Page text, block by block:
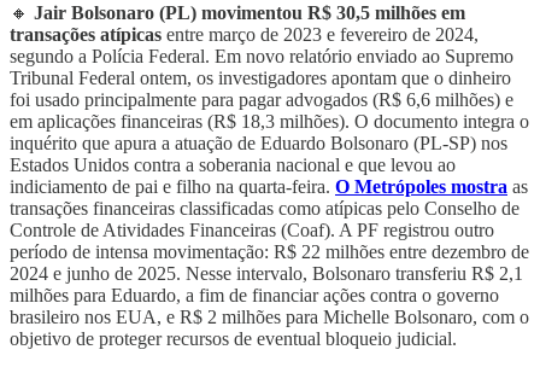
🔸 Jair Bolsonaro (PL) movimentou R$ 30,5 milhões em
transações atípicas entre março de 2023 e fevereiro de 2024,
segundo a Polícia Federal. Em novo relatório enviado ao Supremo
Tribunal Federal ontem, os investigadores apontam que o dinheiro
foi usado principalmente para pagar advogados (R$ 6,6 milhões) e
em aplicações financeiras (R$ 18,3 milhões). O documento integra o
inquérito que apura a atuação de Eduardo Bolsonaro (PL-SP) nos
Estados Unidos contra a soberania nacional e que levou ao
indiciamento de pai e filho na quarta-feira. O Metrópoles mostra as
transações financeiras classificadas como atípicas pelo Conselho de
Controle de Atividades Financeiras (Coaf). A PF registrou outro
período de intensa movimentação: R$ 22 milhões entre dezembro de
2024 e junho de 2025. Nesse intervalo, Bolsonaro transferiu R$ 2,1
milhões para Eduardo, a fim de financiar ações contra o governo
brasileiro nos EUA, e R$ 2 milhões para Michelle Bolsonaro, com o
objetivo de proteger recursos de eventual bloqueio judicial.